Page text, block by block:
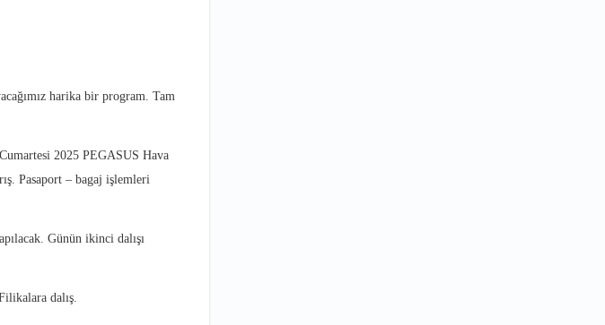
harika bir program. Tam
2025 PEGASUS Hava
Pasaport – bagaj işlemleri
Günün ikinci dalışı
dalış.